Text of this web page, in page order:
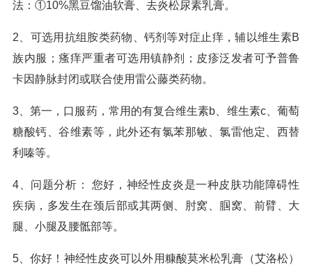
法：①10%黑豆馏油软膏、去炎松尿素乳膏。
2、可选用抗组胺类药物、钙剂等对症止痒，辅以维生素B
族内服；瘙痒严重者可选用镇静剂；皮疹泛发者可予普鲁
卡因静脉封闭或联合使用雷公藤类药物。
3、第一，口服药，常用的有复合维生素b、维生素c、葡萄
糖酸钙、谷维素等，此外还有氯苯那敏、氯雷他定、西替
利嗪等。
4、问题分析： 您好，神经性皮炎是一种皮肤功能障碍性
疾病，多发生在颈后部或其两侧、肘窝、腘窝、前臂、大
腿、小腿及腰骶部等。
5、你好！神经性皮炎可以外用糠酸莫米松乳膏（艾洛松）